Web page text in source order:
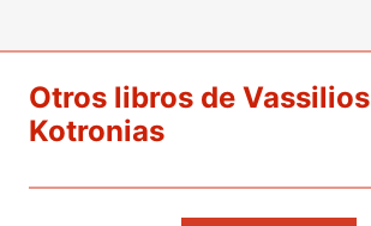
Otros libros de Vassilios
Kotronias